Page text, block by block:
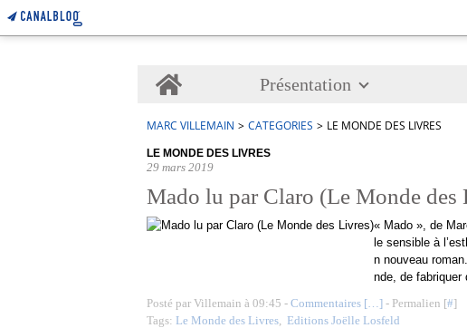
Home Présentation
MARC VILLEMAIN > CATEGORIES > LE MONDE DES LIVRES
LE MONDE DES LIVRES
29 mars 2019
Mado lu par Claro (Le Monde des
« Mado », de
le sensible à
n nouveau
nde, de fabriquer
Posté par Villemain à 09:45 - Commentaires […] - Permalien [#]
Tags: Le Monde des Livres, Editions Joëlle Losfeld